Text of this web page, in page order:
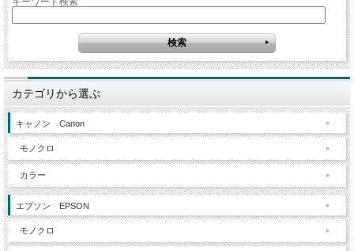
カテゴリから選ぶ
キャノン Canon
モノクロ
カラー
エプソン EPSON
モノクロ